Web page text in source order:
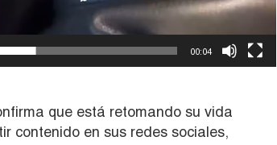
00:04
que está retomando su vida
contenido en sus redes sociales,